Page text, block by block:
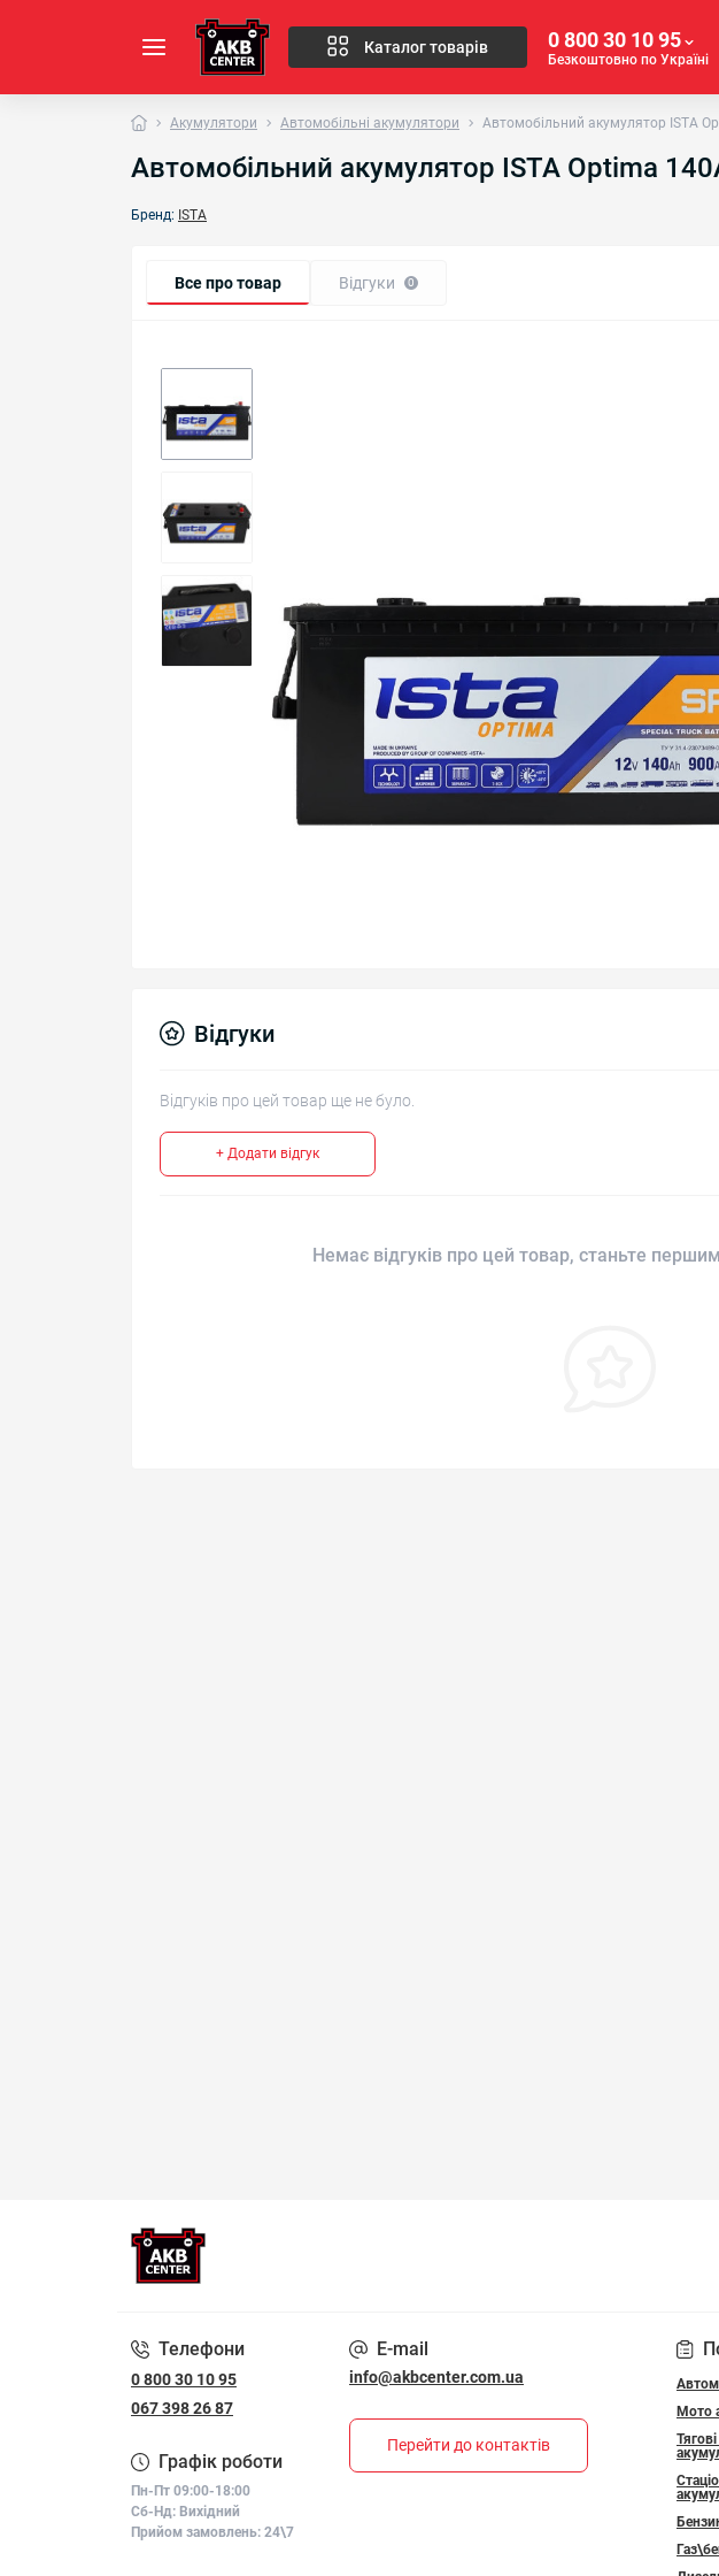
Каталог товарів 0 800 30 10 95
Безкоштовно по Україні
Акумулятори Автомобільні акумулятори Автомобільний акумулятор ISTA
Автомобільний акумулятор ISTA Optima
Бренд: ISTA
Все про товар Відгуки 0
Відгуки
Відгуків про цей товар ще не було.
+ Додати відгук
Немає відгуків про цей товар, станьте
Телефони
0 800 30 10 95
067 398 26 87
Графік роботи
Пн-Пт 09:00-18:00
Сб-Нд: Вихідний
Прийом замовлень: 24\7
E-mail
info@akbcenter.com.ua
Перейти до контактів
Мото